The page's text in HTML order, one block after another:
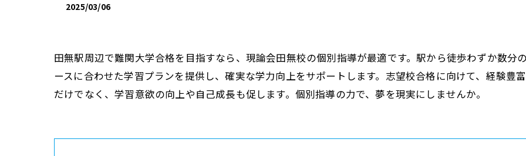
2025/03/06
田無駅周辺で難関大学合格を目指すなら、現論会田無校の個別指導が最適です。駅から徒歩わずか数分
ースに合わせた学習プランを提供し、確実な学力向上をサポートします。志望校合格に向けて、経験豊
だけでなく、学習意欲の向上や自己成長も促します。個別指導の力で、夢を現実にしませんか。